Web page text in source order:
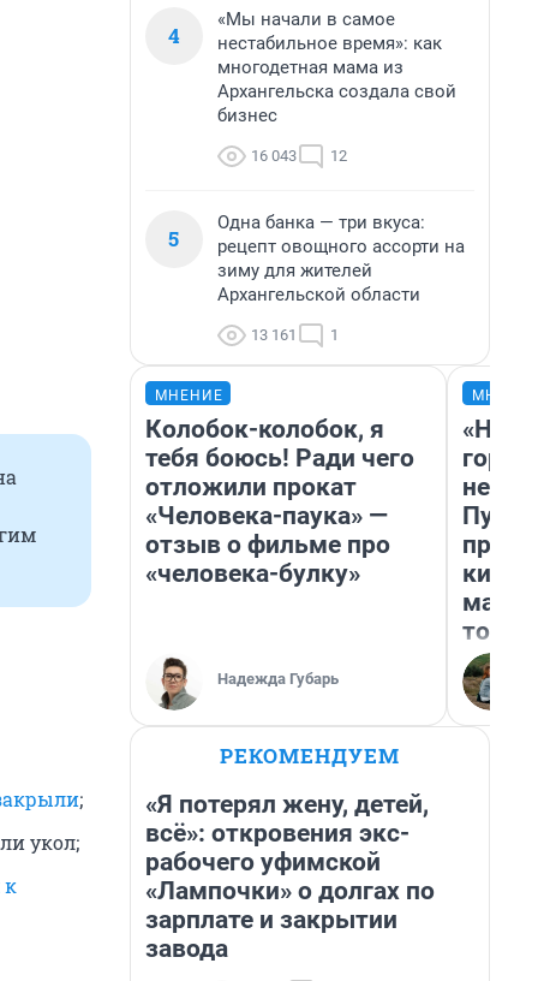
;
укол;
к
4
«Мы начали в самое
нестабильное время»: как
многодетная мама из
Архангельска создала свой
бизнес
16 043 12
5
Одна банка — три вкуса:
рецепт овощного ассорти на
зиму для жителей
Архангельской области
13 161 1
МНЕНИЕ
Колобок-колобок, я
тебя боюсь! Ради чего
отложили прокат
«Человека-паука» —
отзыв о фильме про
«человека-булку»
Надежда Губарь
«Нет
того
РЕКОМЕНДУЕМ
«Я потерял жену, детей,
всё»: откровения экс-
рабочего уфимской
«Лампочки» о долгах по
зарплате и закрытии
завода